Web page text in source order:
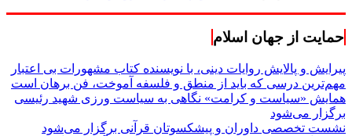
حمایت از جهان اسلام
پیرایش و پالایش روایات دینی، با نویسنده کتاب مشهورات بی اعتبار
مهم‌ترین درسی که باید از منطق و فلسفه آموخت، فن برهان است
همایش «سیاست و کرامت» نگاهی به سیاست ورزی شهید رئیسی
برگزار می‌شود
نشست تخصصی داوران و پیشکسوتان قرآنی برگزار می‌شود